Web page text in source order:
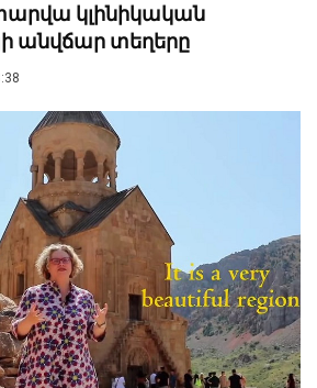
կլինիկական
անվճար տեղերը